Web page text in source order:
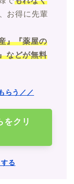
お得に先輩
』『薬屋の
などが無料
らう／／
をクリ
る